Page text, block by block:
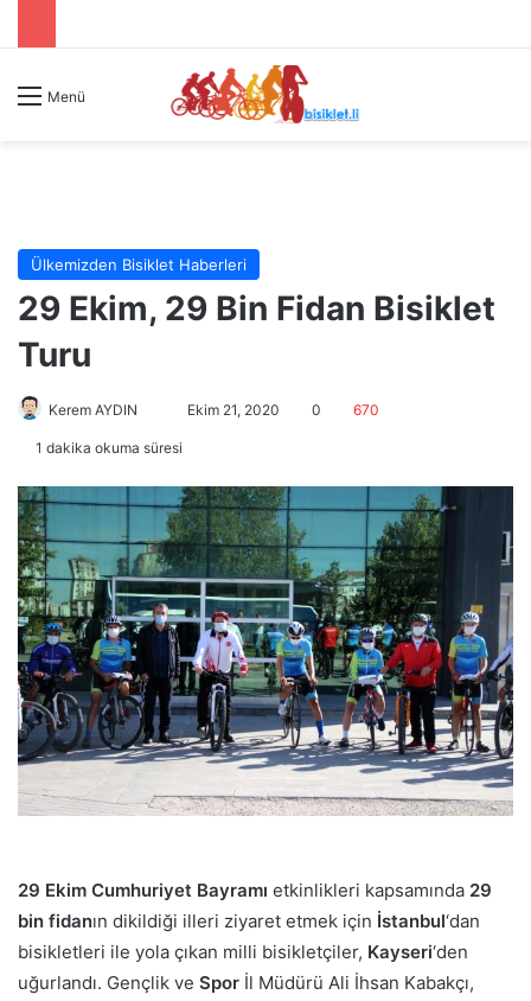
Menü
Ülkemizden Bisiklet Haberleri
29 Ekim, 29 Bin Fidan Bisiklet
Turu
Kerem AYDIN
p
o
s
t
g
ö
n
e
e
k
Ekim 21, 2020 0 670
1 dakika okuma süresi
29 Ekim Cumhuriyet Bayramı etkinlikleri kapsamında 29
bin fidanın dikildiği illeri ziyaret etmek için İstanbul‘dan
bisikletleri ile yola çıkan milli bisikletçiler, Kayseri‘den
uğurlandı. Gençlik ve Spor İl Müdürü Ali İhsan Kabakçı,